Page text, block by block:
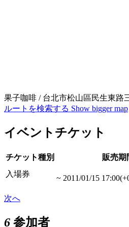
果子咖啡 / 台北市松山區民生東路
ルートを検索する Show bigger map
イベントチケット
チケット種別 販売期
入場券
~ 2011/01/15
次へ
6 参加者